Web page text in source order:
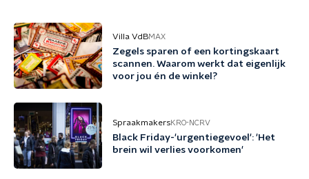
Villa VdBMAX
Zegels sparen of een kortingskaart
scannen. Waarom werkt dat eigenlijk
voor jou én de winkel?
SpraakmakersKRO-NCRV
Black Friday-'urgentiegevoel': 'Het
brein wil verlies voorkomen'